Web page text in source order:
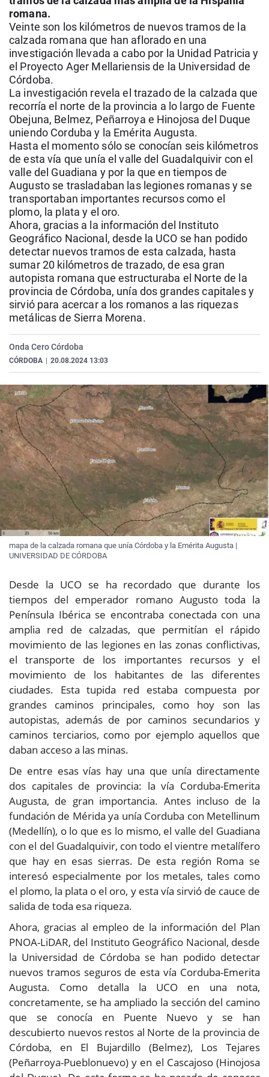
La rosa de los vientos
Gente viajera
Como el perro y el
Retornados
Equipo de
Operación Viuda
Extremadura
Galicia
La Rioja
Navarra
País Vasco
Televisión
Elecciones
romana.
Veinte son los kilómetros de nuevos tramos de la
calzada romana que han aflorado en una
investigación llevada a cabo por la Unidad Patricia y
el Proyecto Ager Mellariensis de la Universidad de
Córdoba.
La investigación revela el trazado de la calzada que
recorría el norte de la provincia a lo largo de Fuente
Obejuna, Belmez, Peñarroya e Hinojosa del Duque
uniendo Corduba y la Emérita Augusta.
Hasta el momento sólo se conocían seis kilómetros
de esta vía que unía el valle del Guadalquivir con el
valle del Guadiana y por la que en tiempos de
Augusto se trasladaban las legiones romanas y se
transportaban importantes recursos como el
plomo, la plata y el oro.
Ahora, gracias a la información del Instituto
Geográfico Nacional, desde la UCO se han podido
detectar nuevos tramos de esta calzada, hasta
sumar 20 kilómetros de trazado, de esa gran
autopista romana que estructuraba el Norte de la
provincia de Córdoba, unía dos grandes capitales y
sirvió para acercar a los romanos a las riquezas
metálicas de Sierra Morena.
Onda Cero Córdoba
CÓRDOBA 20.08.2024 13:03
mapa de la calzada romana que unía Córdoba y la Emérita Augusta |
UNIVERSIDAD DE CÓRDOBA
Desde la UCO se ha recordado que durante los
tiempos del emperador romano Augusto toda la
Península Ibérica se encontraba conectada con una
amplia red de calzadas, que permitían el rápido
movimiento de las legiones en las zonas conflictivas,
el transporte de los importantes recursos y el
movimiento de los habitantes de las diferentes
ciudades. Esta tupida red estaba compuesta por
grandes caminos principales, como hoy son las
autopistas, además de por caminos secundarios y
caminos terciarios, como por ejemplo aquellos que
daban acceso a las minas.
De entre esas vías hay una que unía directamente
dos capitales de provincia: la vía Corduba-Emerita
Augusta, de gran importancia. Antes incluso de la
fundación de Mérida ya unía Corduba con Metellinum
(Medellín), o lo que es lo mismo, el valle del Guadiana
con el del Guadalquivir, con todo el vientre metalífero
que hay en esas sierras. De esta región Roma se
interesó especialmente por los metales, tales como
el plomo, la plata o el oro, y esta vía sirvió de cauce de
salida de toda esa riqueza.
Ahora, gracias al empleo de la información del Plan
PNOA-LiDAR, del Instituto Geográfico Nacional, desde
la Universidad de Córdoba se han podido detectar
nuevos tramos seguros de esta vía Corduba-Emerita
Augusta. Como detalla la UCO en una nota,
concretamente, se ha ampliado la sección del camino
que se conocía en Puente Nuevo y se han
descubierto nuevos restos al Norte de la provincia de
Córdoba, en El Bujardillo (Belmez), Los Tejares
(Peñarroya-Pueblonuevo) y en el Cascajoso (Hinojosa